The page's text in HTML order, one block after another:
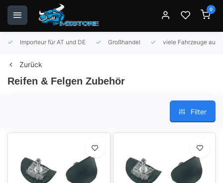
0
Importeur für AT und DE Großhandel viele Fahrzeuge auf
Zurück
Reifen & Felgen Zubehör
Filter